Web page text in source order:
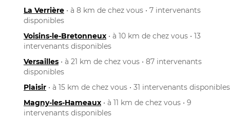
La Verrière • à 8 km de chez vous • 7 intervenants
disponibles
Voisins-le-Bretonneux • à 10 km de chez vous • 13
intervenants disponibles
Versailles • à 21 km de chez vous • 87 intervenants
disponibles
Plaisir • à 15 km de chez vous • 31 intervenants disponibles
Magny-les-Hameaux • à 11 km de chez vous • 9
intervenants disponibles